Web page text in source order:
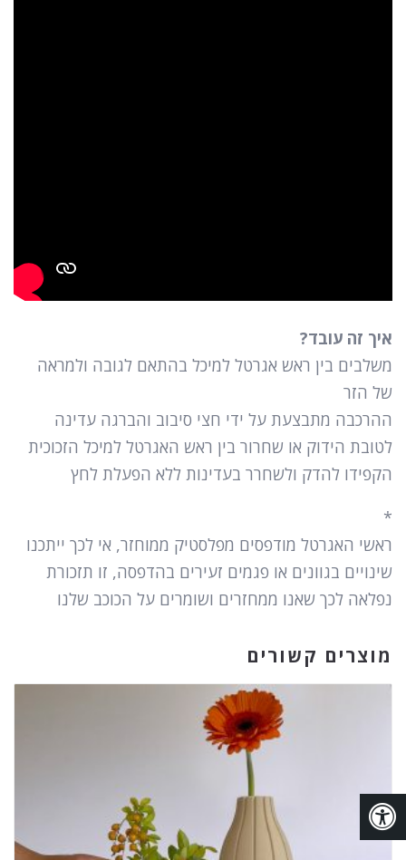
איך זה עובד?
משלבים בין ראש אגרטל למיכל בהתאם לגובה ולמראה
של הזר
ההרכבה מתבצעת על ידי חצי סיבוב והברגה עדינה
לטובת הידוק או שחרור בין ראש האגרטל למיכל הזכוכית
הקפידו להדק ולשחרר בעדינות ללא הפעלת לחץ
*
ראשי האגרטל מודפסים מפלסטיק ממוחזר, אי לכך ייתכנו
שינויים בגוונים או פגמים זעירים בהדפסה, זו תזכורת
נפלאה לכך שאנו ממחזרים ושומרים על הכוכב שלנו
מוצרים קשורים